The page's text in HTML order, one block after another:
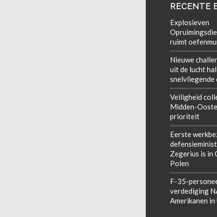
RECENTE
Explosieven
ruimt
Nieuwe
uit de lucht
snelvliegende
Veiligheid
Midden-
prioriteit
Eerste
Zegerius is in
Polen
F-35-
verdediging
Amerikanen in